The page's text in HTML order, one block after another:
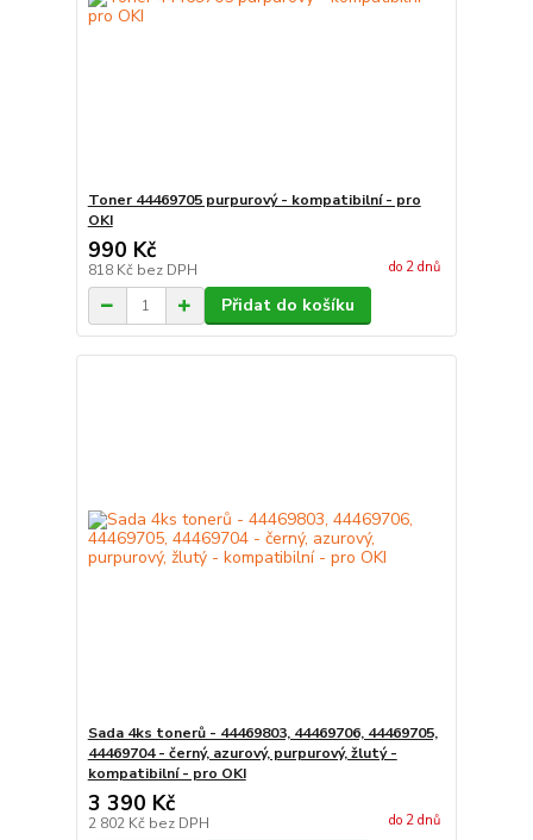
Toner 44469705 purpurový - kompatibilní - pro
OKI
990 Kč
818 Kč bez DPH do 2 dnů
Přidat do košíku
Sada 4ks tonerů - 44469803, 44469706, 44469705,
44469704 - černý, azurový, purpurový, žlutý -
kompatibilní - pro OKI
3 390 Kč
2 802 Kč bez DPH do 2 dnů